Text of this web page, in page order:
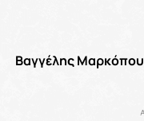
Βαγγέλης